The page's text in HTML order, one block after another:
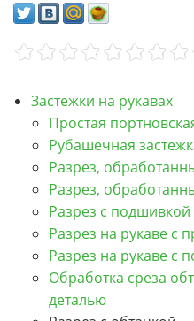
Застежки на рукавах
Простая
Рубашечная
Разрез,
Разрез,
Разрез с подшивкой
Разрез на рукаве с
Разрез на рукаве с
Обработка среза
деталью